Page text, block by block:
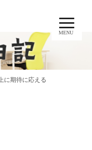
MENU
に期待に応える